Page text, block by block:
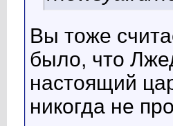
Вы тоже
было, что
настоящий
никогда не